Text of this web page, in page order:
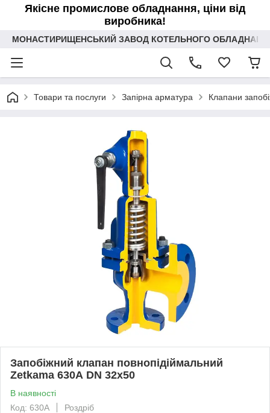
Якісне промислове обладнання, ціни від
виробника!
МОНАСТИРИЩЕНСЬКИЙ ЗАВОД КОТЕЛЬНОГО
Товари та послуги Запірна арматура Клапани
Запобіжний клапан повнопідіймальний
Zetkama 630А DN 32x50
В наявності
Код: 630А
Роздріб